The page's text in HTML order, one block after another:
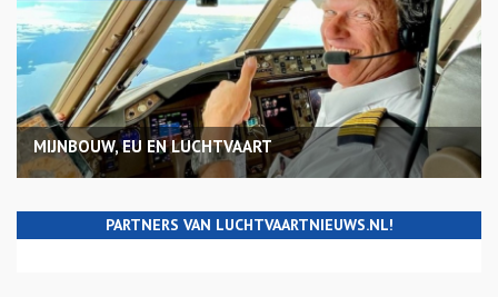
MIJNBOUW, EU EN LUCHTVAART
PARTNERS VAN LUCHTVAARTNIEUWS.NL!